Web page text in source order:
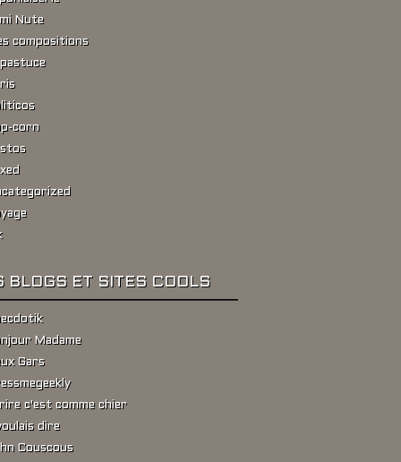
Nute
compositions
corn
BLOGS ET SITES COOLS
Madame
Gars
c'est comme chier
dire
Couscous